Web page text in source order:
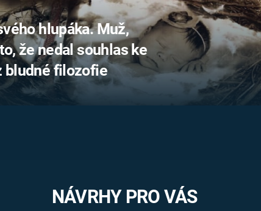
HISTORIE
hlupáka. Muž,
že nedal souhlas ke
bludné filozofie
NÁVRHY PRO VÁS